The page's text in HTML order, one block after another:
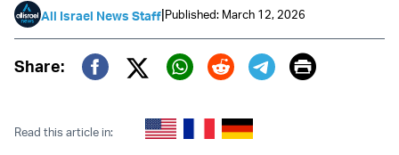
All Israel News Staff|Published: March 12, 2026
Share:
Twitter (X)
Print
Read this article in: